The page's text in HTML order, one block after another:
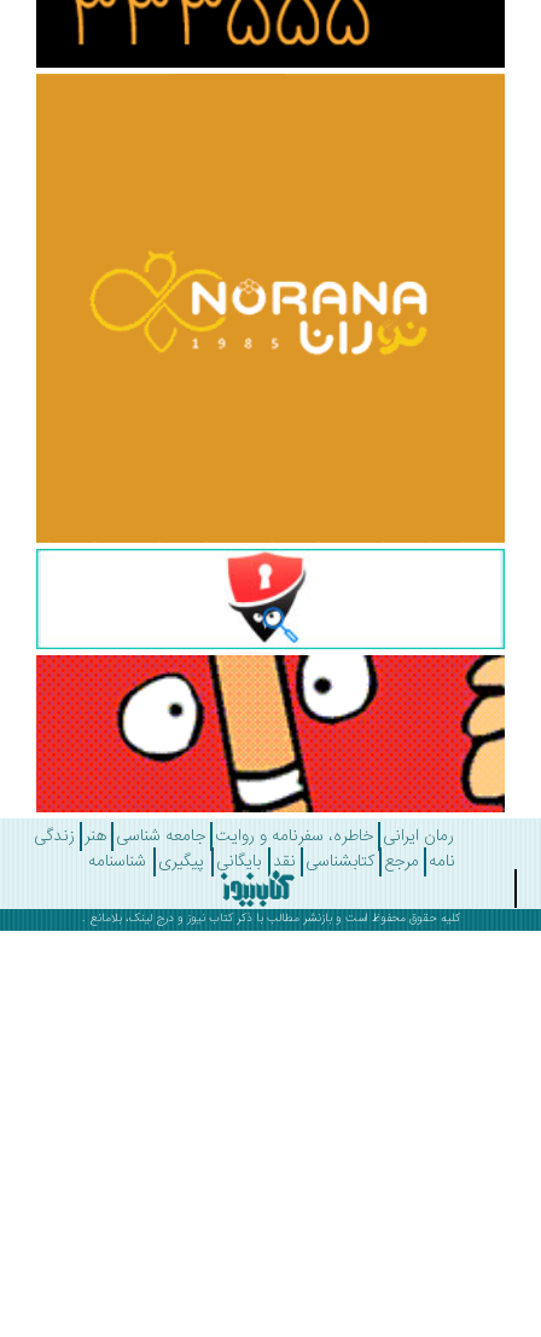
رمان ایرانی خاطره، سفرنامه و روایت جامعه شناسی هنر زندگی
مرجع کتابشناسی نقد بایگانی پیگیری شناسنامه
کلیه حقوق محفوظ است و بازنشر مطالب با ذکرکتاب نیوز و درج لینک، بلامانع .